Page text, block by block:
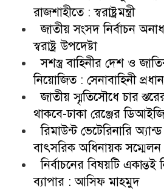
রাজশাহীতে : স্বরাষ্ট্রমন্ত্রী
জাতীয় সংসদ নির্বাচন
স্বরাষ্ট্র উপদেষ্টা
সশস্ত্র বাহিনীর দেশ ও
নিয়োজিত : সেনাবাহিনী প্রধান
জাতীয় স্মৃতিসৌধে চার স্তরের
থাকবে-ঢাকা রেঞ্জের ডিআইজি
রিমাউন্ট ভেটেরিনারি
বাৎসরিক অধিনায়ক সম্মেলন
নির্বাচনের বিষয়টি একান্তই
ব্যাপার : আসিফ মাহমুদ